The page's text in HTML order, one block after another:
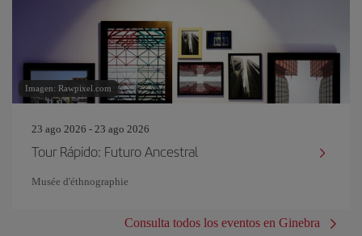
Imagen: Rawpixel.com
23 ago 2026 - 23 ago 2026
Tour Rápido: Futuro Ancestral
Musée d'éthnographie
Consulta todos los eventos en Ginebra